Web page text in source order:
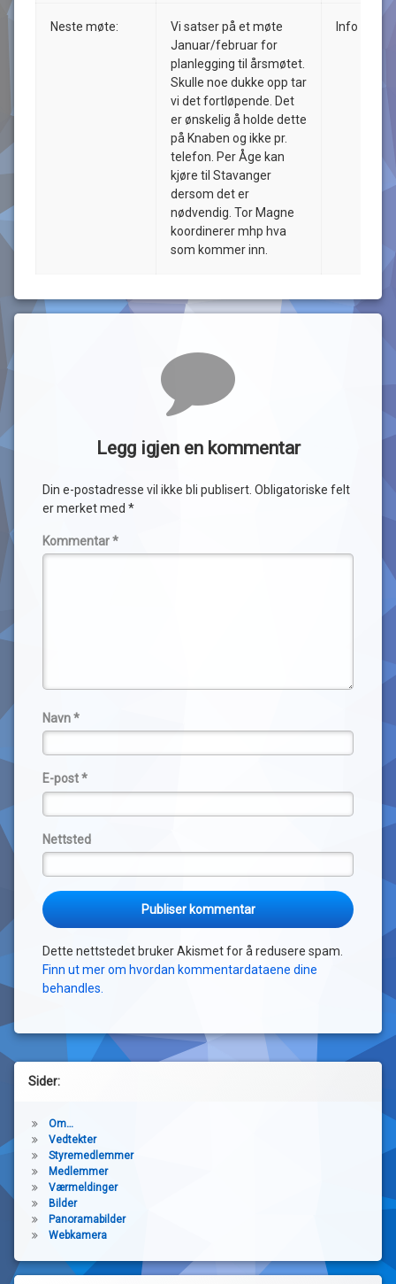
Neste møte:
Vi satser på et møte
Januar/februar for
planlegging til årsmøtet.
Skulle noe dukke opp tar
vi det fortløpende. Det
er ønskelig å holde dette
på Knaben og ikke pr.
telefon. Per Åge kan
kjøre til Stavanger
dersom det er
nødvendig. Tor Magne
koordinerer mhp hva
som kommer inn.
Info
Legg igjen en kommentar
Din e-postadresse vil ikke bli publisert. Obligatoriske felt
er merket med *
Kommentar*
Navn*
E-post*
Nettsted
Dette nettstedet bruker Akismet for å redusere spam.
Finn ut mer om hvordan kommentardataene dine
behandles.
Sider:
Om…
Vedtekter
Styremedlemmer
Medlemmer
Værmeldinger
Bilder
Panoramabilder
Webkamera